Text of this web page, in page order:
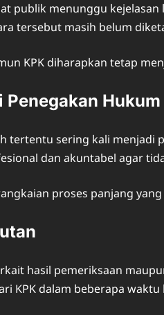
publik menunggu
tersebut masih belum
KPK diharapkan tetap
Hukum
tertentu sering kali
dan akuntabel agar
proses panjang
hasil pemeriksaan
KPK dalam beberapa waktu